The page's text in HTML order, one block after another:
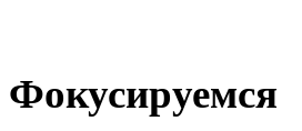
Фокусируемся